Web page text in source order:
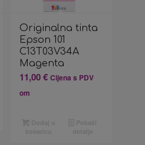
Originalna tinta
Epson 101
C13T03V34A
Magenta
11,00€ Cijena s PDV
om